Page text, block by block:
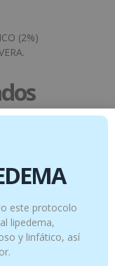
(2%)
este protocolo
lipedema,
y linfático, así